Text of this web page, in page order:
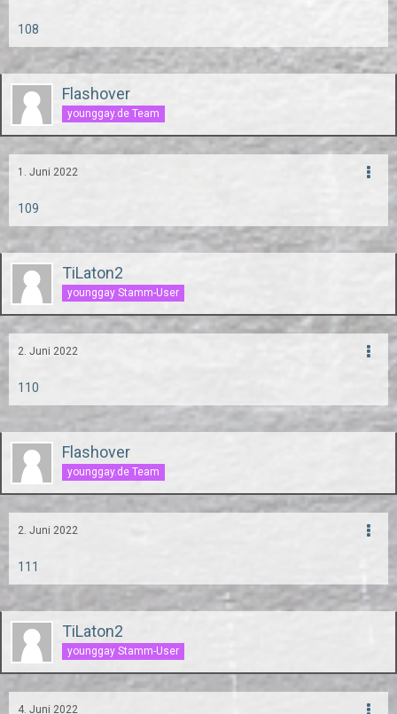
108
Flashover
younggay.de Team
1. Juni 2022
109
TiLaton2
younggay Stamm-User
2. Juni 2022
110
Flashover
younggay.de Team
2. Juni 2022
111
TiLaton2
younggay Stamm-User
4. Juni 2022